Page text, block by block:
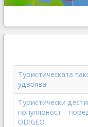
Туристическата
удвоява
Туристически
популярност –
ODIGEO